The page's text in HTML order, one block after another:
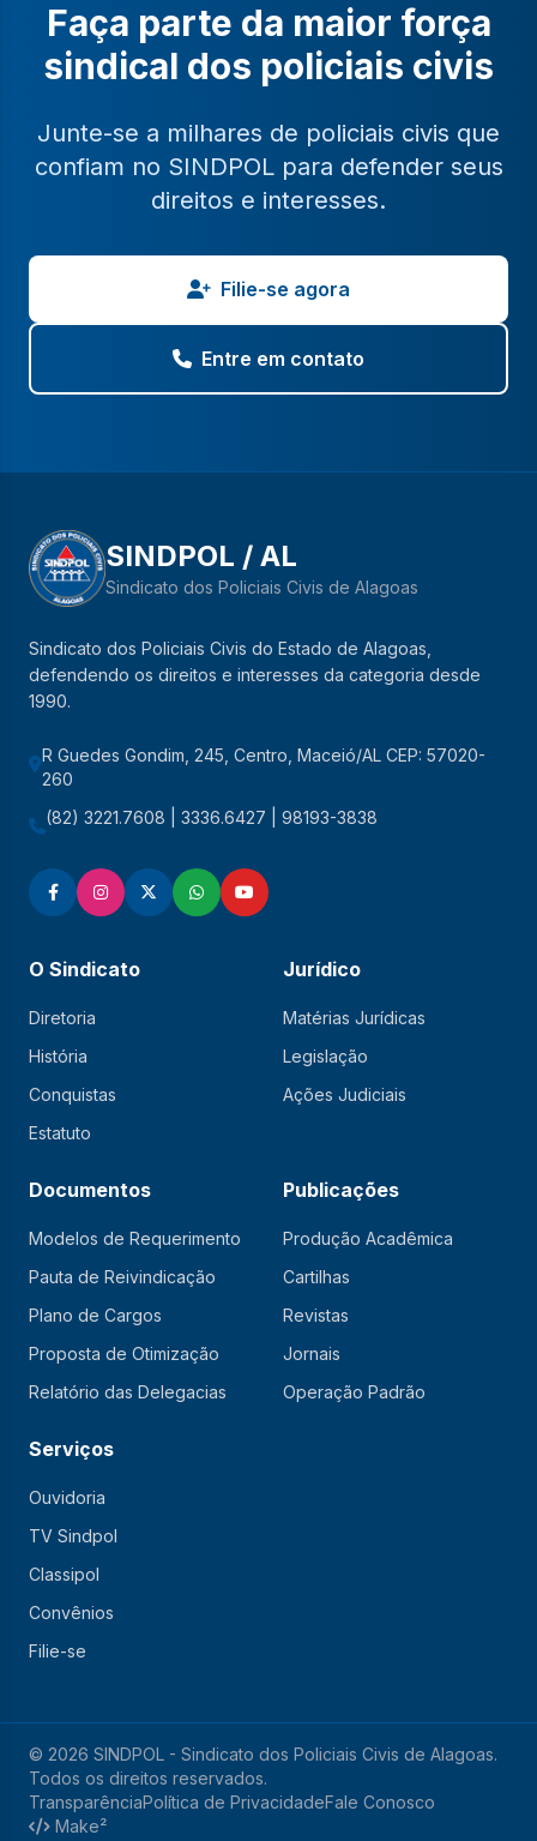
Faça parte da maior força
sindical dos policiais civis
Junte-se a milhares de policiais civis que
confiam no SINDPOL para defender seus
direitos e interesses.
Filie-se agora
Entre em contato
SINDPOL / AL
Sindicato dos Policiais Civis de Alagoas
Sindicato dos Policiais Civis do Estado de Alagoas,
defendendo os direitos e interesses da categoria desde
1990.
R Guedes Gondim, 245, Centro, Maceió/AL CEP: 57020-
260
(82) 3221.7608 | 3336.6427 | 98193-3838
O Sindicato
Diretoria
História
Conquistas
Estatuto
Jurídico
Matérias Jurídicas
Legislação
Ações Judiciais
Documentos
Modelos de Requerimento
Pauta de Reivindicação
Plano de Cargos
Proposta de Otimização
Relatório das Delegacias
Publicações
Produção Acadêmica
Cartilhas
Revistas
Jornais
Operação Padrão
Serviços
Ouvidoria
TV Sindpol
Classipol
Convênios
Filie-se
© 2026 SINDPOL - Sindicato dos Policiais Civis de Alagoas.
Todos os direitos reservados.
TransparênciaPolítica de PrivacidadeFale Conosco
Make²